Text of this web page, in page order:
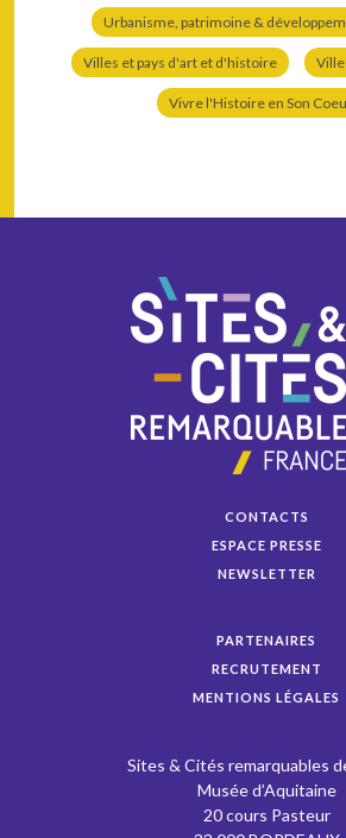
Urbanisme, patrimoine &
Villes et pays d'art et d'histoire
Vivre l'Histoire en Son
CONTACTS
ESPACE PRESSE
NEWSLETTER
PARTENAIRES
RECRUTEMENT
MENTIONS LÉGALES
Sites & Cités remarquables
Musée d’Aquitaine
20 cours Pasteur